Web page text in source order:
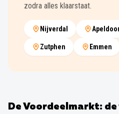
zodra alles klaarstaat.
Nijverdal
Zutphen Emmen
De Voordeelmarkt: